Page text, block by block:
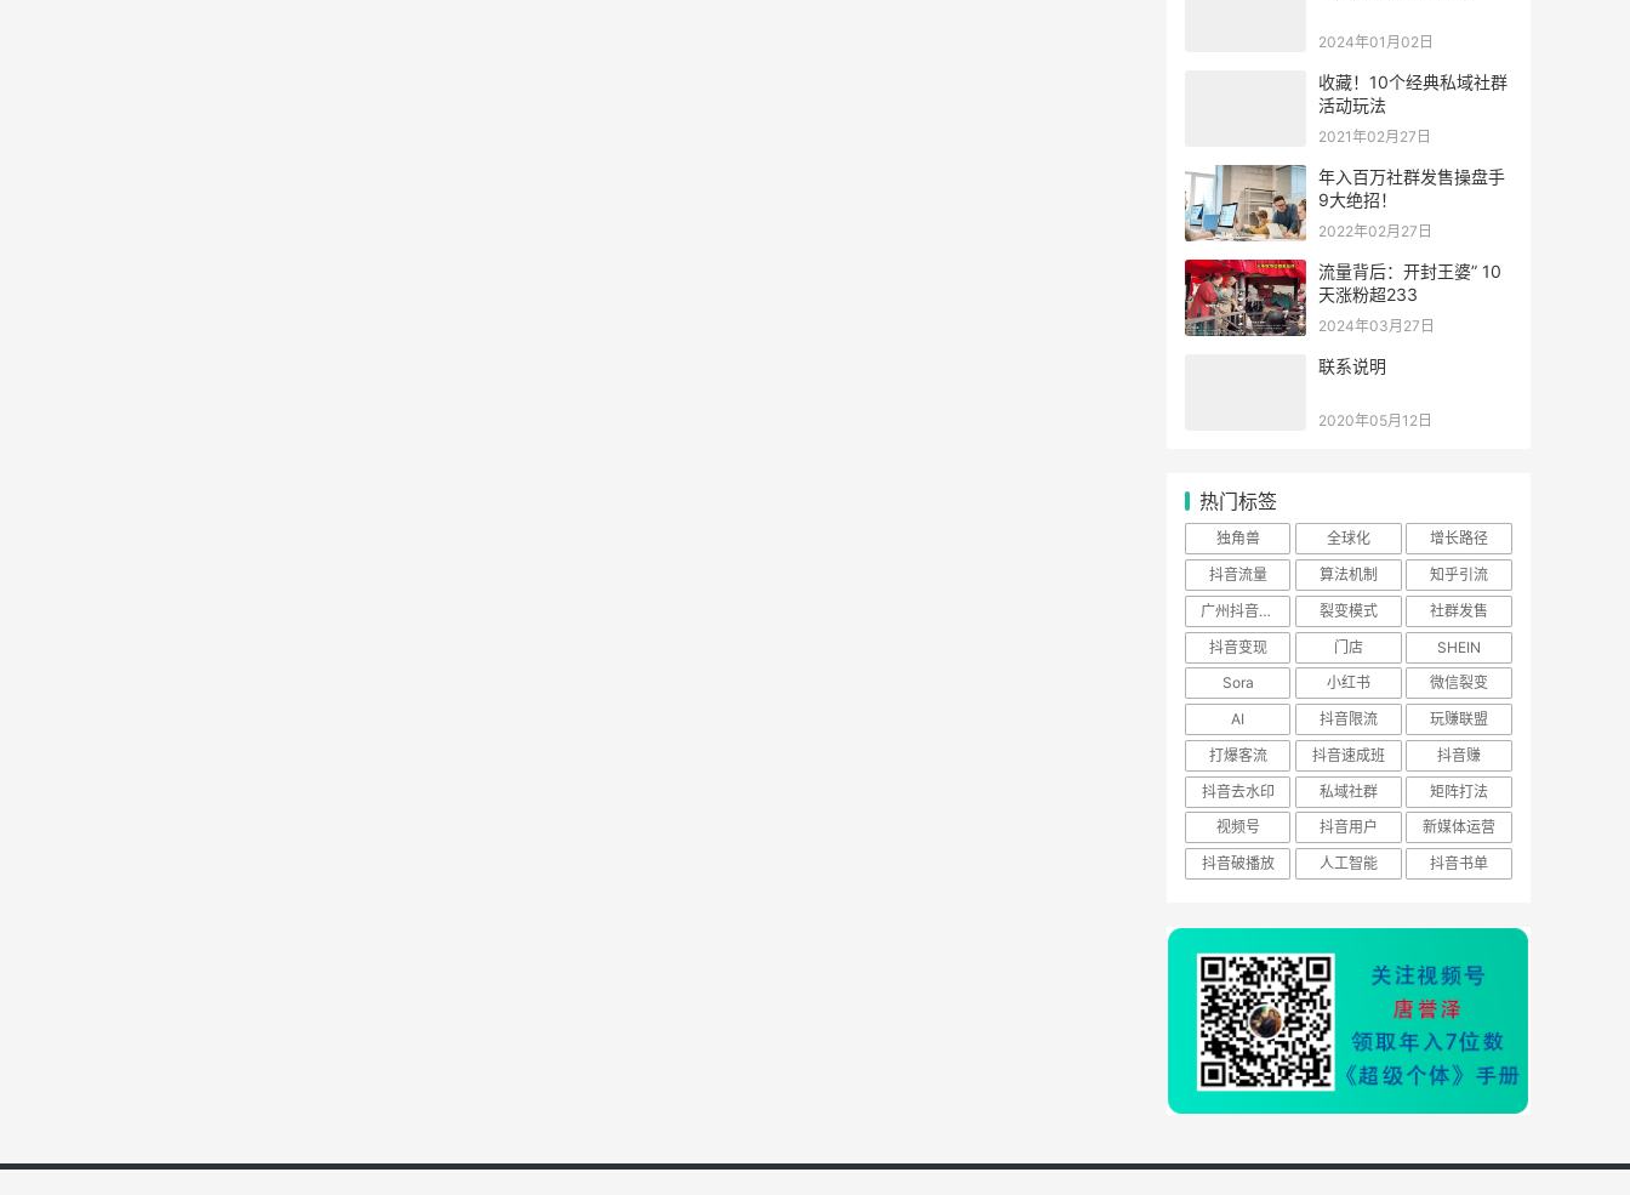
2024年01月02日
收藏！10个经典私域社群
活动玩法
2021年02月27日
年入百万社群发售操盘手
9大绝招！
2022年02月27日
流量背后：开封王婆” 10
天涨粉超233
2024年03月27日
联系说明
2020年05月12日
热门标签
独角兽 全球化
增长路径
抖音流量
算法机制
知乎引流
广州抖音培训
裂变模式
社群发售
抖音变现
门店
SHEIN
Sora
小红书
微信裂变
AI
抖音限流
玩赚联盟
打爆客流
抖音速成班
抖音赚
抖音去水印
私域社群
矩阵打法
视频号
抖音用户
新媒体运营
抖音破播放
人工智能 抖音书单